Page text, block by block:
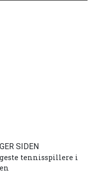
SIDEN
tennisspillere i